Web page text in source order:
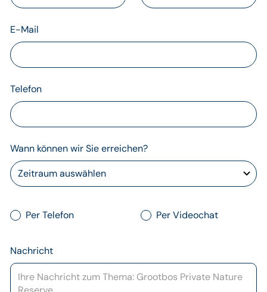
E-Mail
Telefon
Wann können wir Sie erreichen?
Per Telefon Per Videochat
Nachricht